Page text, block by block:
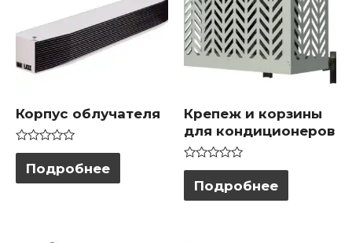
Корпус облучателя
Оценка
5
Подробнее
Крепеж и корзины
для кондиционеров
Оценка
5
Подробнее